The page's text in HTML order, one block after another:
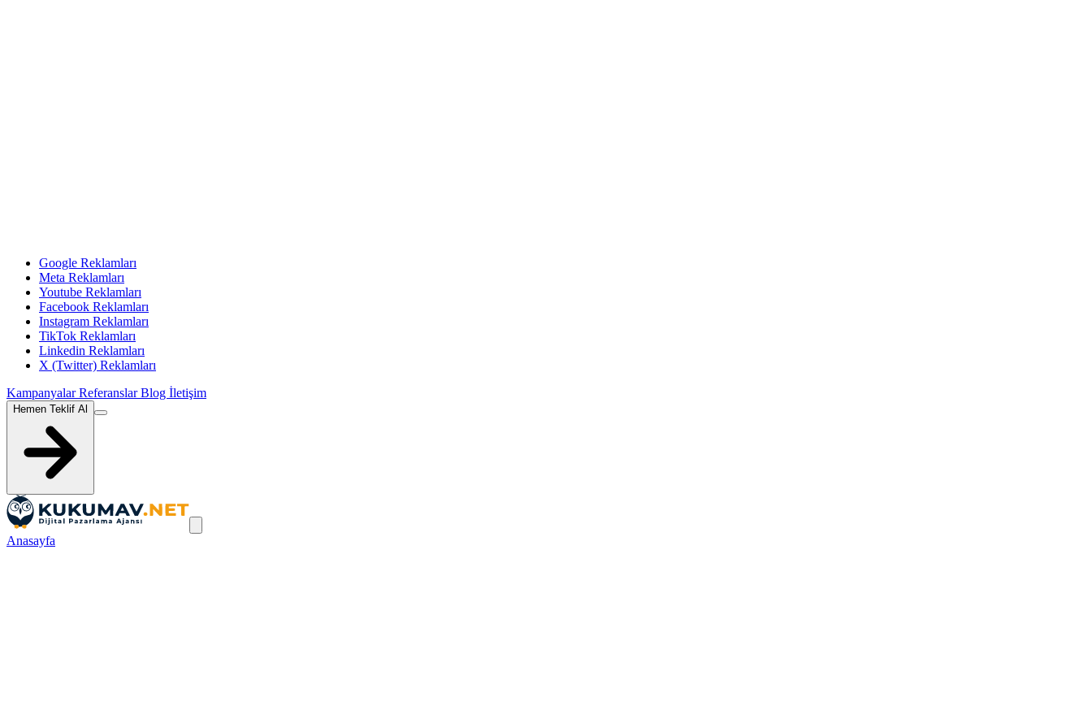
Google Reklamları
Meta Reklamları
Youtube Reklamları
Facebook Reklamları
Instagram Reklamları
TikTok Reklamları
Linkedin Reklamları
X (Twitter) Reklamları
KampanyalarReferanslarBlog İletişim
Hemen Teklif Al
Anasayfa